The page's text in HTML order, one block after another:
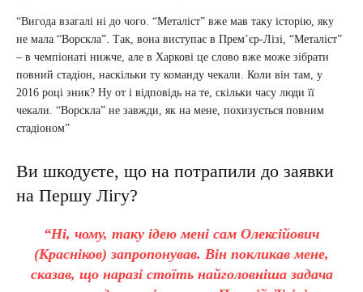
“Вигода взагалі ні до чого. “Металіст” вже мав таку історію, яку
не мала “Ворскла”. Так, вона виступає в Прем’єр-Лізі, “Металіст”
– в чемпіонаті нижче, але в Харкові це слово вже може зібрати
повний стадіон, наскільки ту команду чекали. Коли він там, у
2016 році зник? Ну от і відповідь на те, скільки часу люди її
чекали. “Ворскла” не завжди, як на мене, похизується повним
стадіоном”
Ви шкодуєте, що на потрапили до заявки
на Першу Лігу?
“Ні, чому, таку ідею мені сам Олексійович
(Красніков) запропонував. Він покликав мене,
сказав, що наразі стоїть найголовніша задача